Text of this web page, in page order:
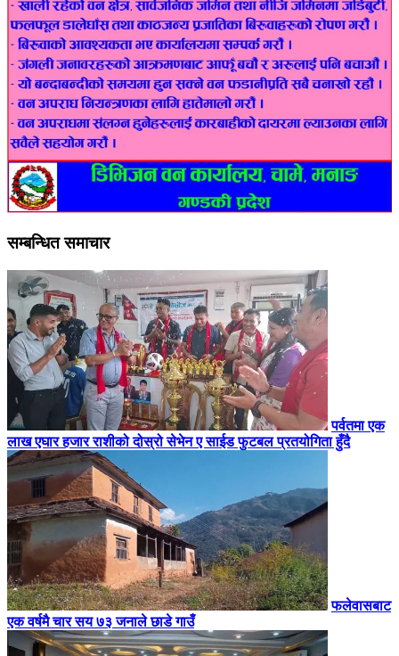
सम्बन्धित समाचार
पर्वतमा एक
लाख एघार हजार राशीको दोस्रो सेभेन ए साईड फुटबल प्रतयोगिता हुँदै
फलेवासबाट
एक वर्षमै चार सय ७३ जनाले छाडे गाउँ